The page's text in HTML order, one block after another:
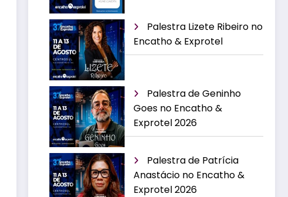
Palestra Lizete Ribeiro no
Encatho & Exprotel
Palestra de Geninho
Goes no Encatho &
Exprotel 2026
Palestra de Patrícia
Anastácio no Encatho &
Exprotel 2026